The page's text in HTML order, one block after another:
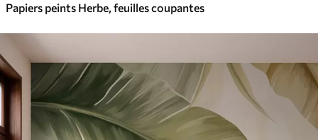
Papiers peints Herbe, feuilles coupantes